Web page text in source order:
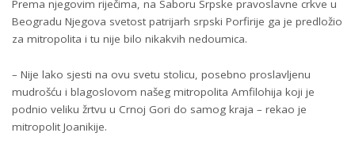
Prema njegovim riječima, na Saboru Srpske pravoslavne crkve u
Beogradu Njegova svetost patrijarh srpski Porfirije ga je predložio
za mitropolita i tu nije bilo nikakvih nedoumica.
– Nije lako sjesti na ovu svetu stolicu, posebno proslavljenu
mudrošću i blagoslovom našeg mitropolita Amfilohija koji je
podnio veliku žrtvu u Crnoj Gori do samog kraja – rekao je
mitropolit Јoanikije.